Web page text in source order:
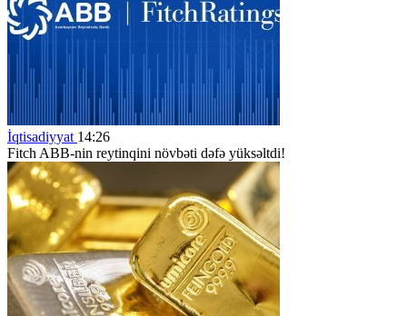
İqtisadiyyat 14:26
Fitch ABB-nin reytinqini növbəti dəfə yüksəltdi!